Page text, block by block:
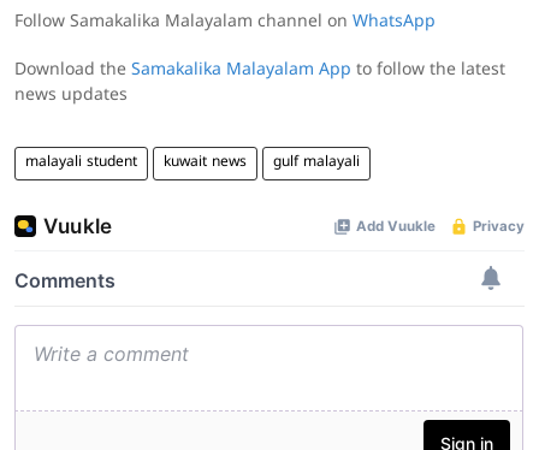
Follow Samakalika Malayalam channel on WhatsApp
Download the Samakalika Malayalam App to follow the latest
news updates
malayali student kuwait news gulf malayali